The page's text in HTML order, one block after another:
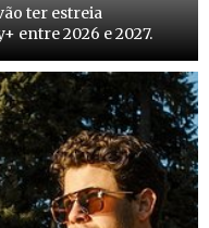
ter estreia
entre 2026 e 2027.